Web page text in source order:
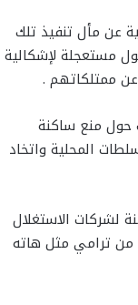
عن مأل تنفيذ تلك
مستعجلة لإشكالية
ممتلكاتهم .
حول منع ساكنة
المحلية واتخاد
لشركات الاستغلال
من ترامي مثل هاته